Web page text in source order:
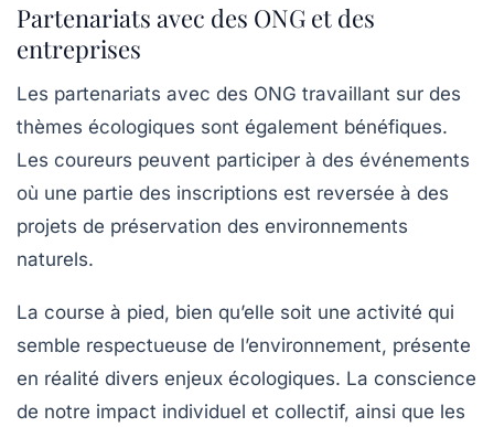
Partenariats avec des ONG et des
entreprises
Les partenariats avec des ONG travaillant sur des
thèmes écologiques sont également bénéfiques.
Les coureurs peuvent participer à des événements
où une partie des inscriptions est reversée à des
projets de préservation des environnements
naturels.
La course à pied, bien qu’elle soit une activité qui
semble respectueuse de l’environnement, présente
en réalité divers enjeux écologiques. La conscience
de notre impact individuel et collectif, ainsi que les